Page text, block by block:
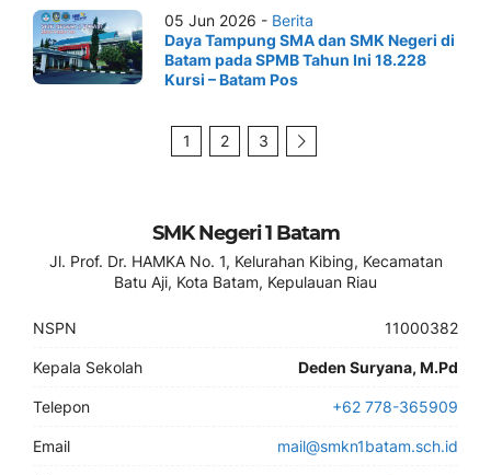
05 Jun 2026 - Berita
Daya Tampung SMA dan SMK Negeri di
Batam pada SPMB Tahun Ini 18.228
Kursi – Batam Pos
1 2 3
SMK Negeri 1 Batam
Jl. Prof. Dr. HAMKA No. 1, Kelurahan Kibing, Kecamatan
Batu Aji, Kota Batam, Kepulauan Riau
NSPN 11000382
Kepala Sekolah Deden Suryana, M.Pd
Telepon +62 778-365909
Email mail@smkn1batam.sch.id